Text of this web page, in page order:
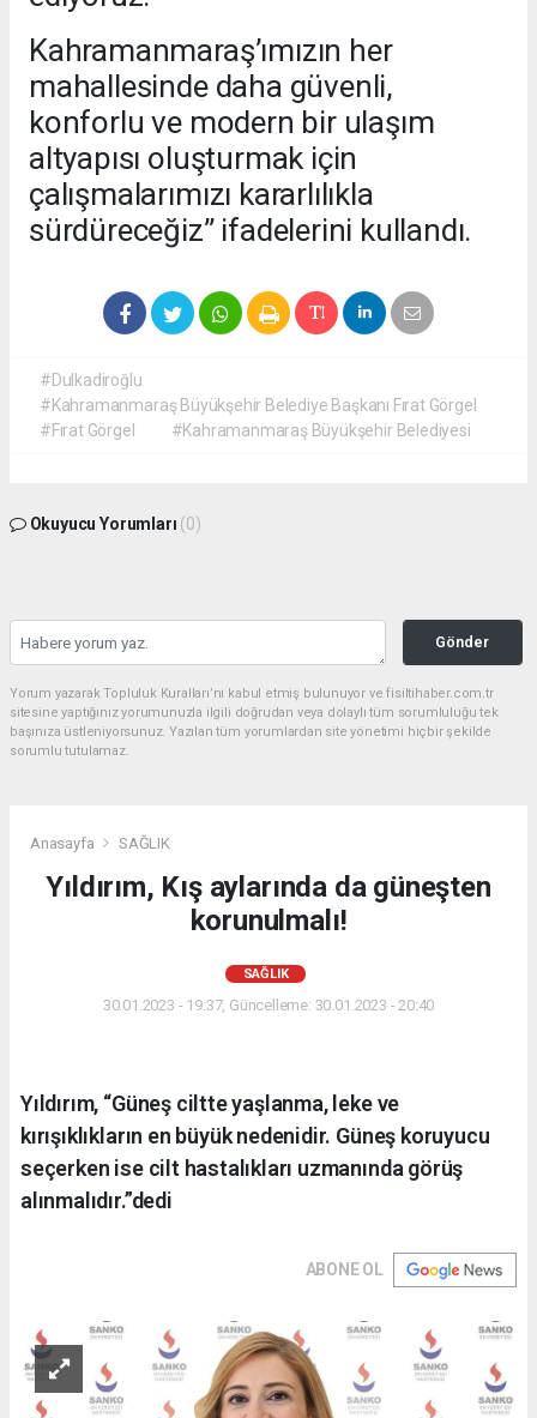
Kahramanmaraş’ımızın her
mahallesinde daha güvenli,
konforlu ve modern bir ulaşım
altyapısı oluşturmak için
çalışmalarımızı kararlılıkla
sürdüreceğiz” ifadelerini kullandı.
#Dulkadiroğlu
#Kahramanmaraş Büyükşehir Belediye Başkanı Fırat Görgel
#Fırat Görgel
#Kahramanmaraş Büyükşehir Belediyesi
Okuyucu Yorumları (0)
Gönder
Yorum yazarak Topluluk Kuralları’nı kabul etmiş bulunuyor ve fisiltihaber.com.tr
sitesine yaptığınız yorumunuzla ilgili doğrudan veya dolaylı tüm sorumluluğu tek
başınıza üstleniyorsunuz. Yazılan tüm yorumlardan site yönetimi hiçbir şekilde
sorumlu tutulamaz.
Anasayfa SAĞLIK
Yıldırım, Kış aylarında da güneşten
korunulmalı!
SAĞLIK
30.01.2023 - 19:37, Güncelleme: 30.01.2023 - 20:40
Yıldırım, “Güneş ciltte yaşlanma, leke ve
kırışıklıkların en büyük nedenidir. Güneş koruyucu
seçerken ise cilt hastalıkları uzmanında görüş
alınmalıdır.”dedi
ABONE OL